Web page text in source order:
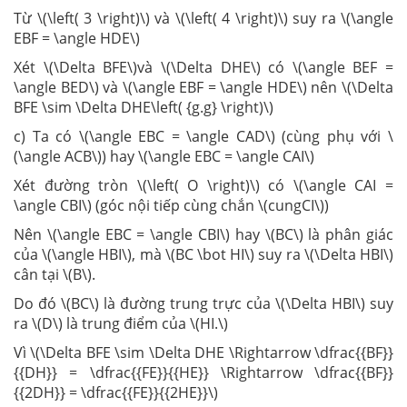
Từ \(\left( 3 \right)\) và \(\left( 4 \right)\) suy ra \(\angle
EBF = \angle HDE\)
Xét \(\Delta BFE\)và \(\Delta DHE\) có \(\angle BEF =
\angle BED\) và \(\angle EBF = \angle HDE\) nên \(\Delta
BFE \sim \Delta DHE\left( {g.g} \right)\)
c) Ta có \(\angle EBC = \angle CAD\) (cùng phụ với \
(\angle ACB\)) hay \(\angle EBC = \angle CAI\)
Xét đường tròn \(\left( O \right)\) có \(\angle CAI =
\angle CBI\) (góc nội tiếp cùng chắn \(cungCI\))
Nên \(\angle EBC = \angle CBI\) hay \(BC\) là phân giác
của \(\angle HBI\), mà \(BC \bot HI\) suy ra \(\Delta HBI\)
cân tại \(B\).
Do đó \(BC\) là đường trung trực của \(\Delta HBI\) suy
ra \(D\) là trung điểm của \(HI.\)
Vì \(\Delta BFE \sim \Delta DHE \Rightarrow \dfrac{{BF}}
{{DH}} = \dfrac{{FE}}{{HE}} \Rightarrow \dfrac{{BF}}
{{2DH}} = \dfrac{{FE}}{{2HE}}\)